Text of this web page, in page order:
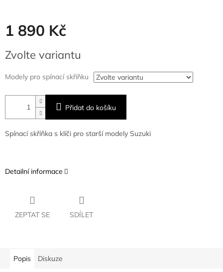
1 890 Kč
cena:
Zvolte variantu
Modely pro spínací skříňku
Přidat do košíku
Spínací skříňka s klíči pro starší modely Suzuki
Detailní informace
ZEPTAT SE SDÍLET
Popis Diskuze